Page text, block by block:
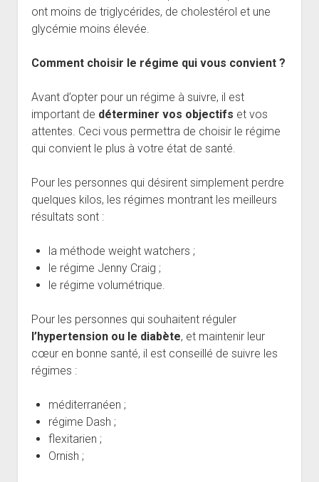
ont moins de triglycérides, de cholestérol et une
glycémie moins élevée.
Comment choisir le régime qui vous convient ?
Avant d’opter pour un régime à suivre, il est
important de déterminer vos objectifs et vos
attentes. Ceci vous permettra de choisir le régime
qui convient le plus à votre état de santé.
Pour les personnes qui désirent simplement perdre
quelques kilos, les régimes montrant les meilleurs
résultats sont :
la méthode weight watchers ;
le régime Jenny Craig ;
le régime volumétrique.
Pour les personnes qui souhaitent réguler
l’hypertension ou le diabète, et maintenir leur
cœur en bonne santé, il est conseillé de suivre les
régimes :
méditerranéen ;
régime Dash ;
flexitarien ;
Ornish ;